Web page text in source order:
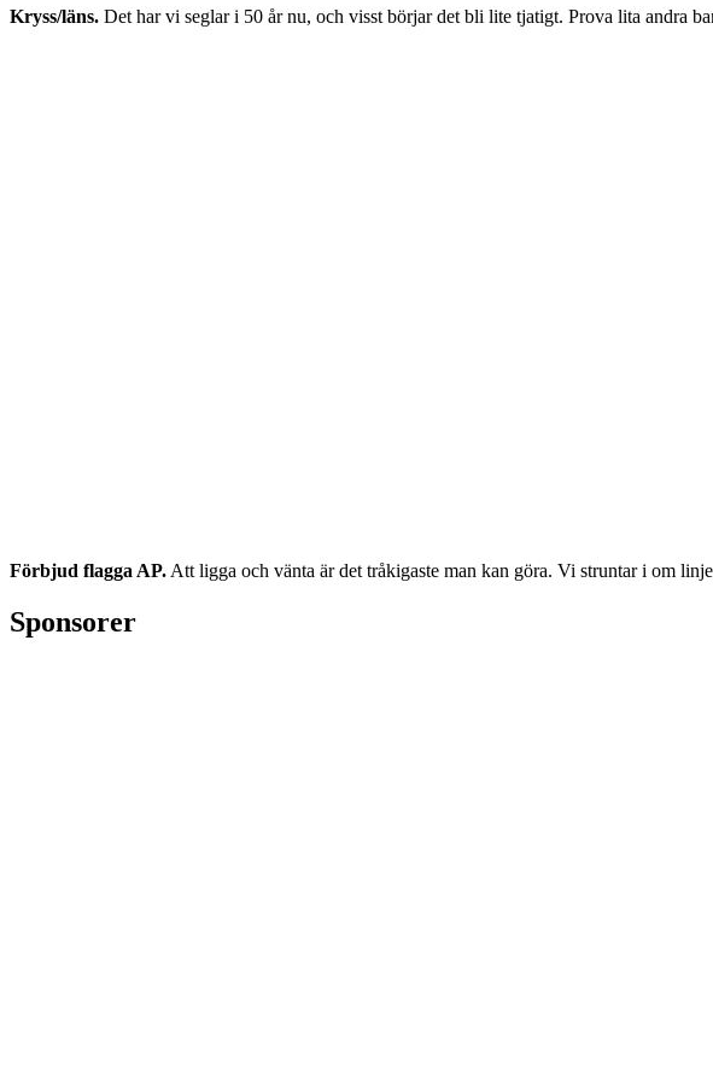
Kryss/läns. Det har vi seglar i 50 år nu, och visst börjar det bli lite tjatigt. Prova lita andra
Förbjud flagga AP.Att ligga och vänta är det tråkigaste man kan göra. Vi struntar i om
Sponsorer